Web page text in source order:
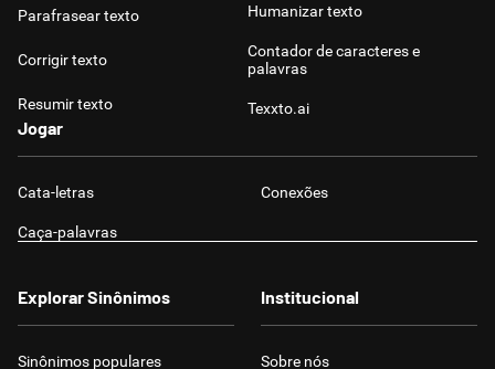
Parafrasear texto
Corrigir texto
Resumir texto
Humanizar texto
Contador de caracteres e
palavras
Texxto.ai
Jogar
Cata-letras Conexões
Caça-palavras
Explorar Sinônimos
Sinônimos populares
Institucional
Sobre nós